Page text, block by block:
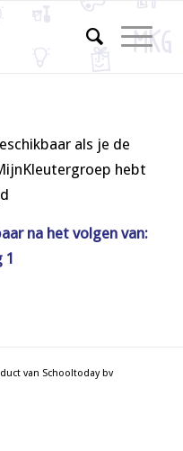
als je de
hebt
na het volgen van:
1
van Schooltoday bv